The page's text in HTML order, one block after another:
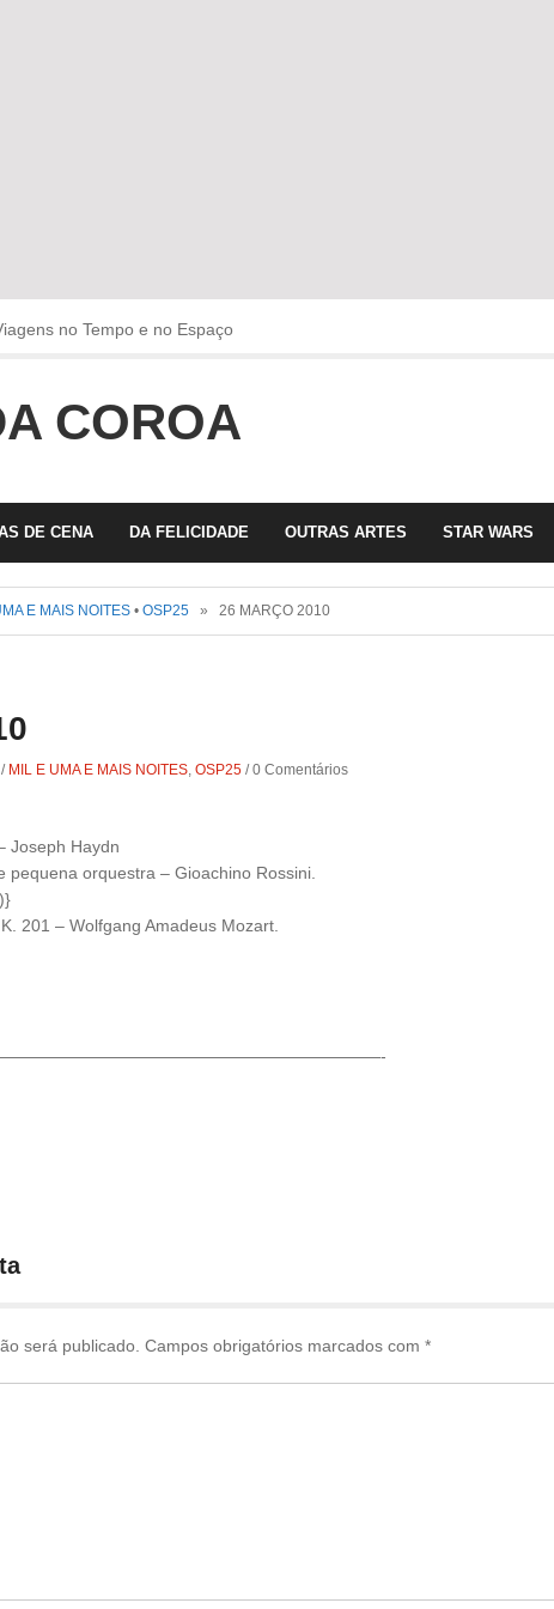
no Tempo e no Espaço
Jorge Rodrigues conversa com Olga Roriz
COROA
DE CENA DA FELICIDADE OUTRAS ARTES STAR WARS
E MAIS NOITES • OSP25 » 26 MARÇO 2010
/ MIL E UMA E MAIS NOITES, OSP25 /0 Comentários
Joseph Haydn
pequena orquestra – Gioachino Rossini.
201 – Wolfgang Amadeus Mozart.
será publicado. Campos obrigatórios marcados com *